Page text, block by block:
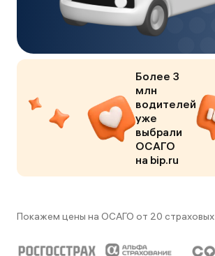
Более 3
млн
водителей
уже
выбрали
ОСАГО
на bip.ru
Покажем цены на ОСАГО от 20 страховых